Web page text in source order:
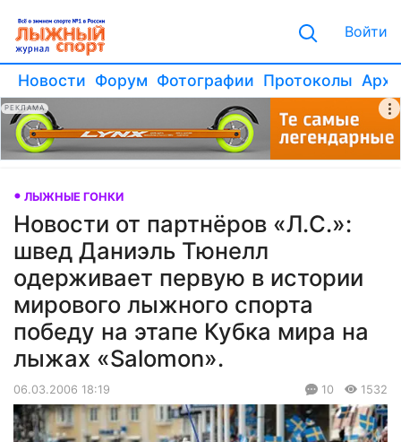
Войти
Новости Форум Фотографии Протоколы
РЕКЛАМА
ЛЫЖНЫЕ ГОНКИ
Новости от партнёров «Л.С.»:
швед Даниэль Тюнелл
одерживает первую в истории
мирового лыжного спорта
победу на этапе Кубка мира на
лыжах «Salomon».
06.03.2006 18:19 10 1532